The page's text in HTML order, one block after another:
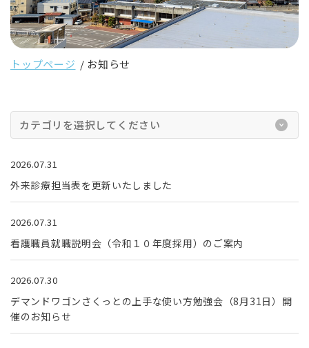
トップページ お知らせ
カテゴリを選択してください
2026.07.31
外来診療担当表を更新いたしました
2026.07.31
看護職員就職説明会（令和１０年度採用）のご案内
2026.07.30
デマンドワゴンさくっとの上手な使い方勉強会（8月31日）開
催のお知らせ